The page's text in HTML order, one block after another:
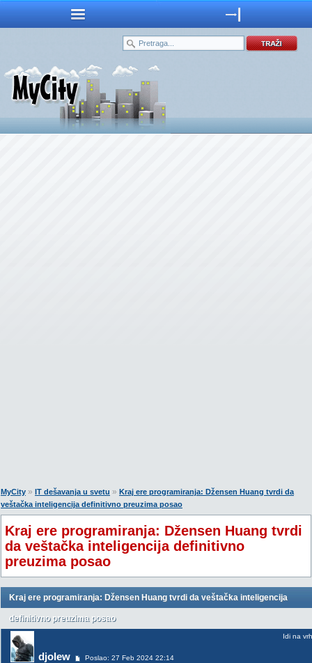
MyCity » IT dešavanja u svetu » Kraj ere programiranja: Džensen Huang tvrdi da
veštačka inteligencija definitivno preuzima posao
Kraj ere programiranja: Džensen Huang tvrdi
da veštačka inteligencija definitivno
preuzima posao
Kraj ere programiranja: Džensen Huang tvrdi da veštačka inteligencija
definitivno preuzima posao
djolew Poslao: 27 Feb 2024 22:14
Idi na vrh